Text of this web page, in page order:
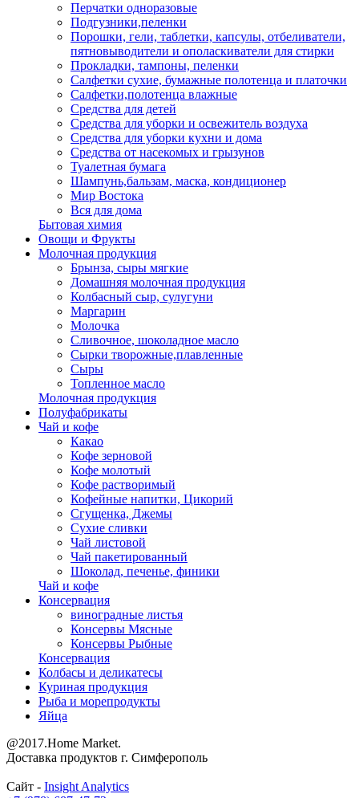
Перчатки одноразовые
Подгузники,пеленки
Порошки, гели, таблетки, капсулы, отбеливатели,
пятновыводители и ополаскиватели для стирки
Прокладки, тампоны, пеленки
Салфетки сухие, бумажные полотенца и платочки
Салфетки,полотенца влажные
Средства для детей
Средства для уборки и освежитель воздуха
Средства для уборки кухни и дома
Средства от насекомых и грызунов
Туалетная бумага
Шампунь,бальзам, маска, кондиционер
Мир Востока
Вся для дома
Бытовая химия
Овощи и Фрукты
Молочная продукция
Брынза, сыры мягкие
Домашняя молочная продукция
Колбасный сыр, сулугуни
Маргарин
Молочка
Сливочное, шоколадное масло
Сырки творожные,плавленные
Сыры
Топленное масло
Молочная продукция
Полуфабрикаты
Чай и кофе
Какао
Кофе зерновой
Кофе молотый
Кофе растворимый
Кофейные напитки, Цикорий
Сгущенка, Джемы
Сухие сливки
Чай листовой
Чай пакетированный
Шоколад, печенье, финики
Чай и кофе
Консервация
виноградные листья
Консервы Мясные
Консервы Рыбные
Консервация
Колбасы и деликатесы
Куриная продукция
Рыба и морепродукты
Яйца
@2017.Home Market.
Доставка продуктов г. Симферополь
Сайт - Insight Analytics